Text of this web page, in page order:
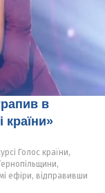
в
країни»
Голос країни,
ефіри, відправивши